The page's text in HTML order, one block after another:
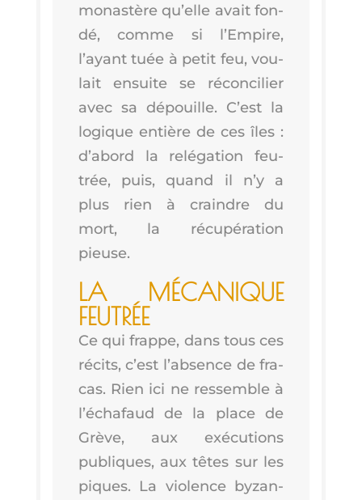
monas­tère qu’elle avait fon­
dé, comme si l’Em­pire,
l’ayant tuée à petit feu, vou­
lait ensuite se récon­ci­lier
avec sa dépouille. C’est la
logique entière de ces îles :
d’a­bord la relé­ga­tion feu­
trée, puis, quand il n’y a
plus rien à craindre du
mort, la récu­pé­ra­tion
pieuse.
LA MÉCA­NIQUE
FEUTRÉE
Ce qui frappe, dans tous ces
récits, c’est l’ab­sence de fra­
cas. Rien ici ne res­semble à
l’é­cha­faud de la place de
Grève, aux exé­cu­tions
publiques, aux têtes sur les
piques. La vio­lence byzan­